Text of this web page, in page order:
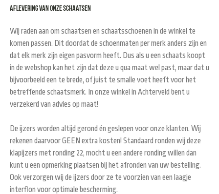
Aflevering van onze schaatsen
Wij raden aan om schaatsen en schaatsschoenen in de winkel te
komen passen. Dit doordat de schoenmaten per merk anders zijn en
dat elk merk zijn eigen pasvorm heeft. Dus als u een schaats koopt
in de webshop kan het zijn dat deze u qua maat wel past, maar dat u
bijvoorbeeld een te brede, of juist te smalle voet heeft voor het
betreffende schaatsmerk. In onze winkel in Achterveld bent u
verzekerd van advies op maat!
De ijzers worden altijd gerond én geslepen voor onze klanten. Wij
rekenen daarvoor GEEN extra kosten! Standaard ronden wij deze
klapijzers met ronding 22, mocht u een andere ronding willen dan
kunt u een opmerking plaatsen bij het afronden van uw bestelling.
Ook verzorgen wij de ijzers door ze te voorzien van een laagje
interflon voor optimale bescherming.